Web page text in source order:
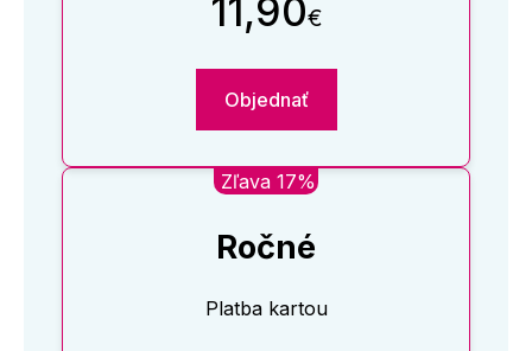
11,90€
Objednať
Zľava 17%
Ročné
Platba kartou